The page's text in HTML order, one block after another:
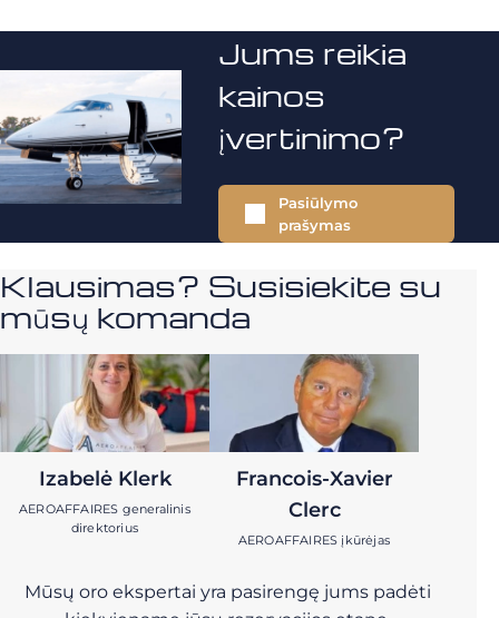
Jums reikia
kainos
įvertinimo?
Pasiūlymo
prašymas
Klausimas? Susisiekite su
mūsų komanda
Izabelė Klerk
AEROAFFAIRES generalinis
direktorius
Francois-Xavier
Clerc
AEROAFFAIRES įkūrėjas
Mūsų oro ekspertai yra pasirengę jums padėti